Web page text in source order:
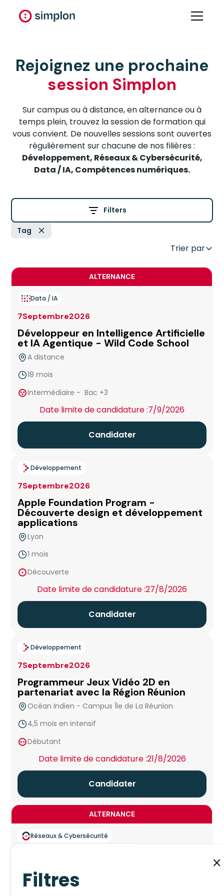
Rejoignez une prochaine
session Simplon
Sur campus ou à distance, en alternance ou à
temps plein, trouvez la session de formation qui
vous convient. De nouvelles sessions sont ouvertes
régulièrement sur chacune de nos filières :
Développement, Réseaux & Cybersécurité,
Data / IA, Compétences numériques.
Filters
Filtres
Tag
Trier par
ALTERNANCE
Data / IA
7Septembre2026
Développeur en Intelligence Artificielle
et IA Agentique - Wild Code School
A distance
18 mois
Intermédiaire -Bac +3
Date limite de candidature :7/9/2026
Candidater
Développement
7Septembre2026
Apple Foundation Program -
Découverte design et développement
applications
Lyon
1 mois
Découverte
Date limite de candidature :27/8/2026
Candidater
Développement
7Septembre2026
Programmeur Jeux Vidéo 2D en
partenariat avec la Région Réunion
Océan Indien - Campus Île de La Réunion
4,5 mois en intensif
Débutant
Date limite de candidature :21/8/2026
Candidater
ALTERNANCE
Réseaux & Cybersécurité
Technicien informatique de proximité
- Wild Code School